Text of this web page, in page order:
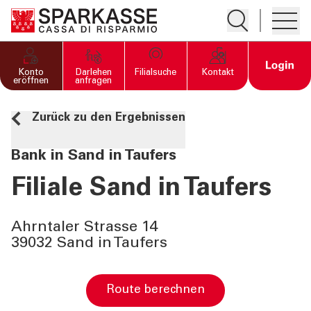
Suche öffnen
PRIVATKUNDEN UND
FAMILIEN
GESCHÄFTSKUNDEN
DIENSTLEISTUNGEN
PRIVATKUNDEN
DIENSTLEISTUNGEN
GESCHÄFTSKUNDEN
MEHR ALS BANK
Konto
eröffnen
Darlehen
anfragen
Filialsuche Kontakt Open
Zurück zu den Ergebnissen
Bank in Sand in Taufers
Filiale Sand in Taufers
Ahrntaler Strasse 14
39032 Sand in Taufers
Route berechnen